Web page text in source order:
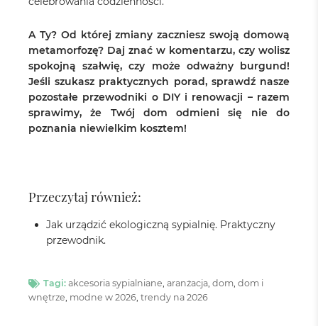
A Ty? Od której zmiany zaczniesz swoją domową
metamorfozę? Daj znać w komentarzu, czy wolisz
spokojną szałwię, czy może odważny burgund!
Jeśli szukasz praktycznych porad, sprawdź nasze
pozostałe przewodniki o DIY i renowacji – razem
sprawimy, że Twój dom odmieni się nie do
poznania niewielkim kosztem!
Przeczytaj również:
Jak urządzić ekologiczną sypialnię. Praktyczny
przewodnik.
Tagi: akcesoria sypialniane, aranżacja, dom, dom i
wnętrze, modne w 2026, trendy na 2026